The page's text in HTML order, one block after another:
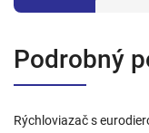
Podrobný
Rýchloviazač s